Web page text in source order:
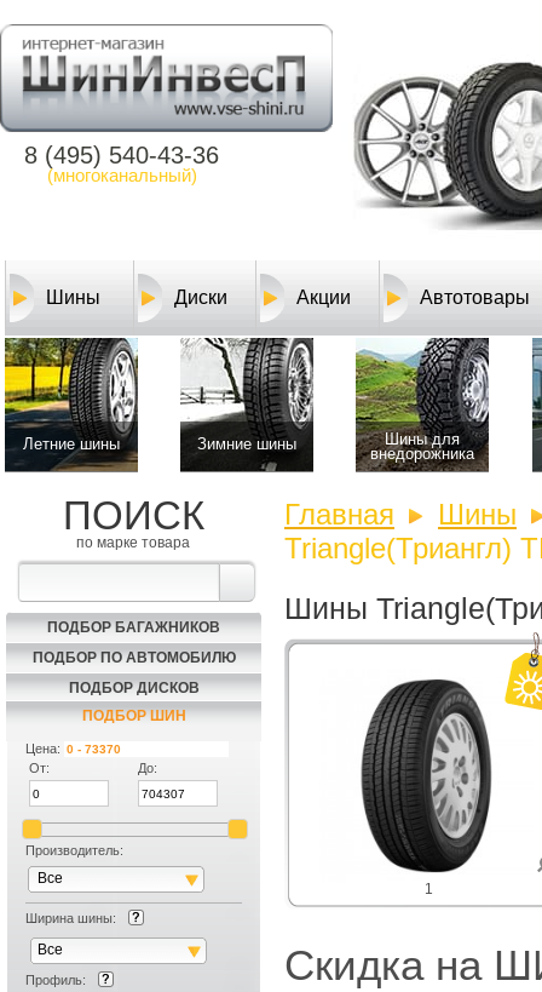
8 (495) 540-43-36
(многоканальный)
Шины Диски Акции Автотовары
Летние шины Зимние шины
Шины для
внедорожника
ПОИСК
по марке товара
ПОДБОР БАГАЖНИКОВ
ПОДБОР ПО АВТОМОБИЛЮ
ПОДБОР ДИСКОВ
ПОДБОР ШИН
Цена:
От:
До:
Производитель:
Все
Ширина шины:
Все
Профиль:
Главная
Шины
Triangle(Триангл)
Шины
1
Скидка на